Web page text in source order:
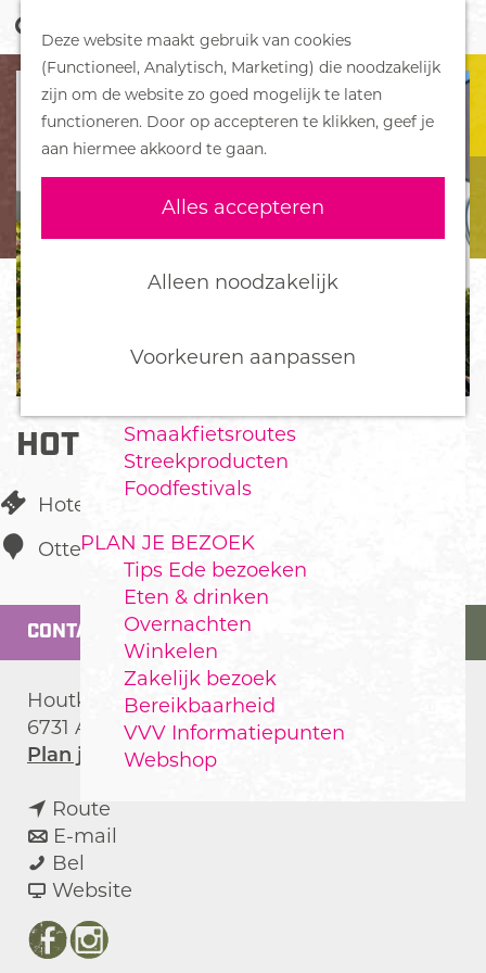
Deze website maakt gebruik van cookies
(Functioneel, Analytisch, Marketing) die noodzakelijk
zijn om de website zo goed mogelijk te laten
functioneren. Door op accepteren te klikken, geef je
aan hiermee akkoord te gaan.
Alles accepteren
Alleen noodzakelijk
Voorkeuren aanpassen
G
r
d
e
h
o
m
e
p
a
g
e
o
e
k
e
n
M
e
n
u
DORPEN
Bennekom
De Klomp
Deelen
Ederveen
Harskamp
Hoenderloo
Wekerom
Smaakfietsroutes
Streekproducten
Foodfestivals
PLAN JE BEZOEK
Tips Ede bezoeken
Eten & drinken
Overnachten
Winkelen
Zakelijk bezoek
Bereikbaarheid
VVV Informatiepunten
Webshop
HOTEL DE STERRENBERG
Hotel
Otterlo
CONTACT
Houtkampweg 1
6731 AV
Otterlo
Plan je routen
Route
a
r
E-mail
a
Bel
o
t
e
Website
F
I